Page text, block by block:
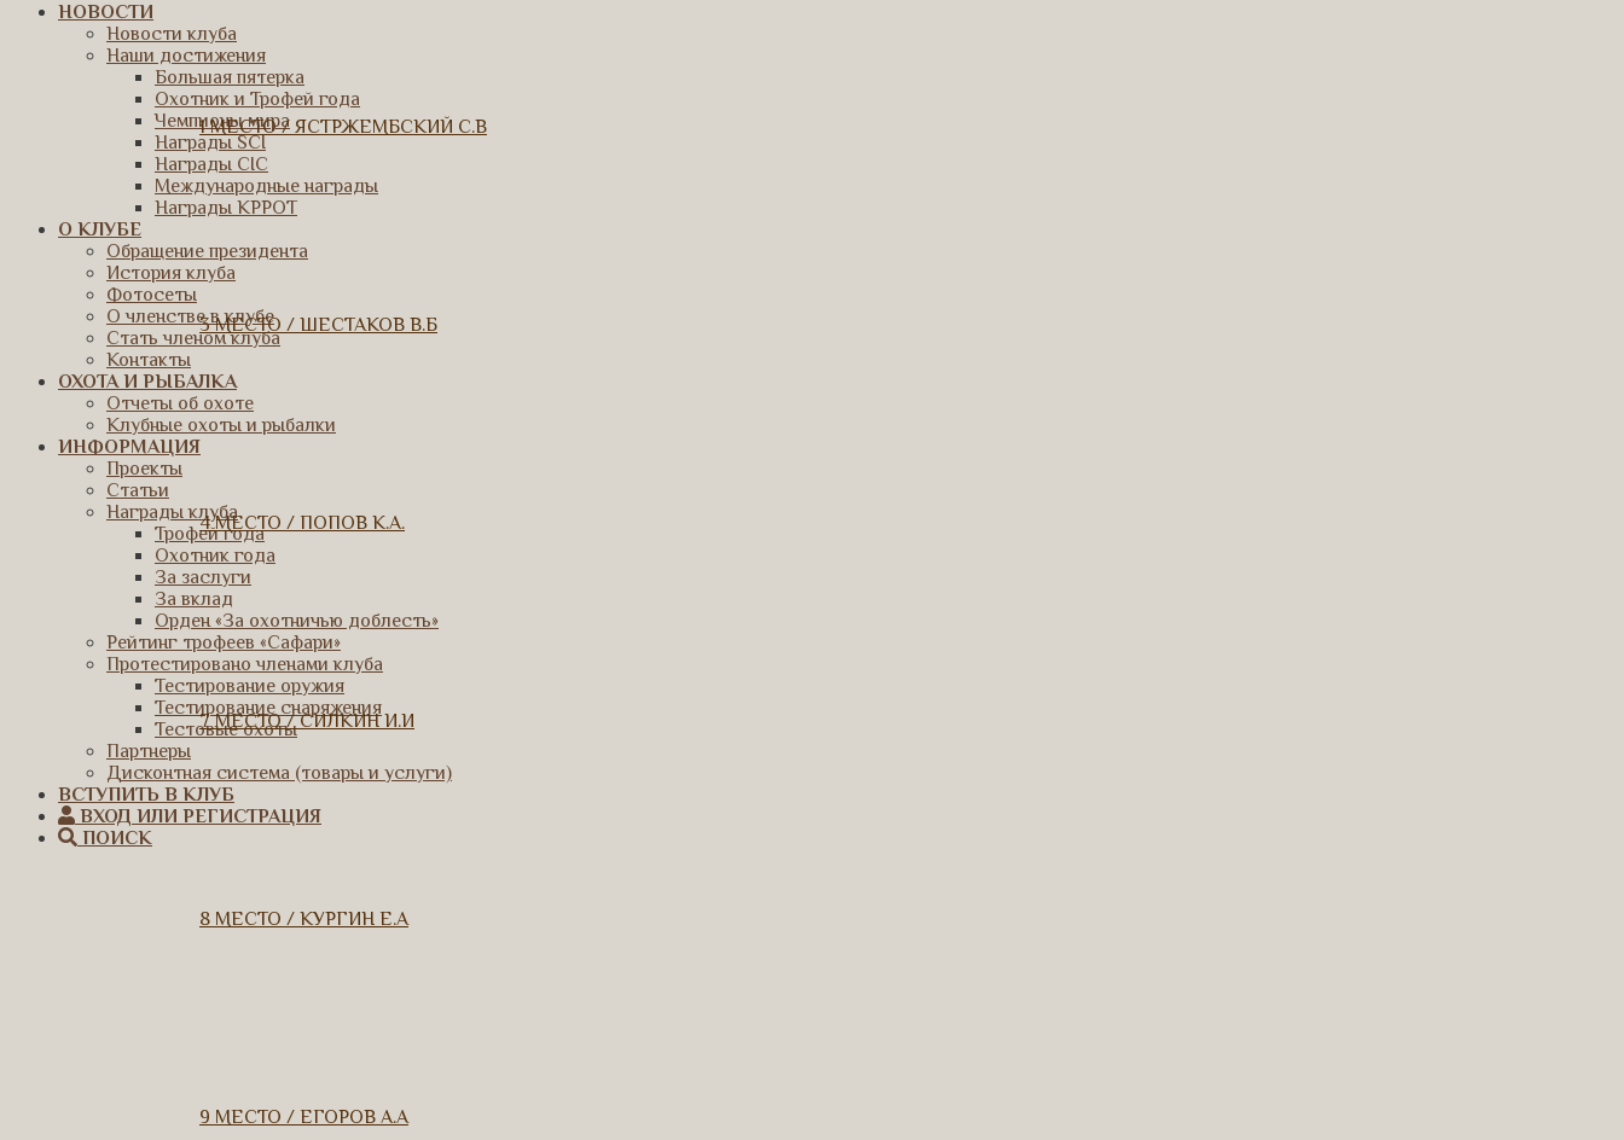
НОВОСТИ
Новости клуба
Наши достижения
Большая пятерка
Охотник и Трофей года
Чемпионы мира
Награды SCI
Награды CIC
Международные награды
Награды КРРОТ
О КЛУБЕ
Обращение президента
История клуба
Фотосеты
О членстве в клубе
Стать членом клуба
Контакты
ОХОТА И РЫБАЛКА
Отчеты об охоте
Клубные охоты и рыбалки
ИНФОРМАЦИЯ
Проекты
Статьи
Награды клуба
Трофей года
Охотник года
За заслуги
За вклад
Орден «За охотничью доблесть»
Рейтинг трофеев «Сафари»
Протестировано членами клуба
Тестирование оружия
Тестирование снаряжения
Тестовые охоты
Партнеры
Дисконтная система (товары и услуги)
ВСТУПИТЬ В КЛУБ
ВХОД ИЛИ РЕГИСТРАЦИЯ
ПОИСК
1 МЕСТО / ЯСТРЖЕМБСКИЙ С.В
3 МЕСТО / ШЕСТАКОВ В.Б
4 МЕСТО / ПОПОВ К.А.
7 МЕСТО / СИЛКИН И.И
8 МЕСТО / КУРГИН Е.А
9 МЕСТО / ЕГОРОВ А.А